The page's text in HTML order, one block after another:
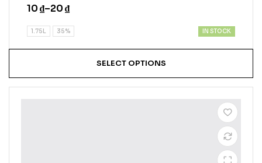
Rated
3.75
5
10₫–20₫
1.75L 35% IN STOCK
SELECT OPTIONS